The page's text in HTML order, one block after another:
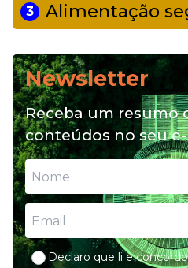
3
Alimentação
4
Alimentação
feeding:
para nutrição
Newsletter
Receba um resumo
conteúdos no seu
Declaro que li e